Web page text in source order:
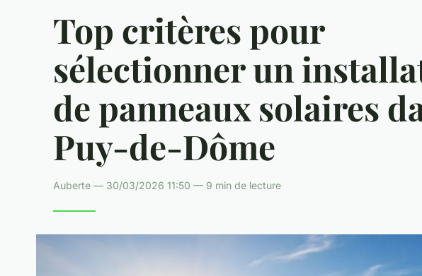
Top critères pour
sélectionner un
de panneaux solaires
Puy-de-Dôme
Auberte — 30/03/2026 11:50 — 9 min de lecture